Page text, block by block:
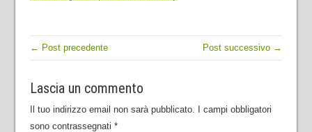
← Post precedente Post successivo →
Lascia un commento
Il tuo indirizzo email non sarà pubblicato. I campi obbligatori
sono contrassegnati *